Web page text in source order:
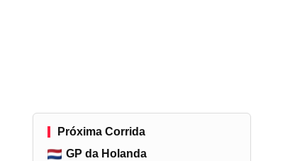
Próxima Corrida
GP da Holanda